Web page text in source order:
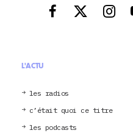
L'ACTU
les radios
c’était quoi ce titre
les podcasts